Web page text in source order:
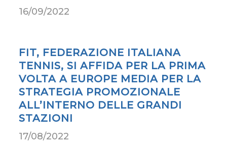
16/09/2022
FIT, FEDERAZIONE ITALIANA
TENNIS, SI AFFIDA PER LA PRIMA
VOLTA A EUROPE MEDIA PER LA
STRATEGIA PROMOZIONALE
ALL’INTERNO DELLE GRANDI
STAZIONI
17/08/2022